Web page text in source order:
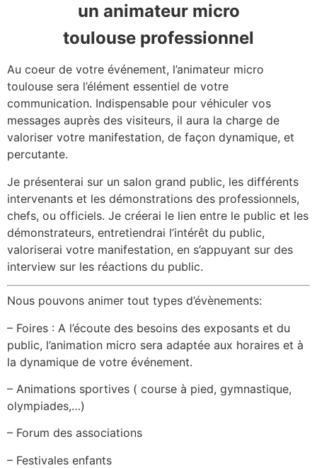
un animateur micro
toulouse professionnel
Au coeur de votre événement, l’animateur micro
toulouse sera l’élément essentiel de votre
communication. Indispensable pour véhiculer vos
messages auprès des visiteurs, il aura la charge de
valoriser votre manifestation, de façon dynamique, et
percutante.
Je présenterai sur un salon grand public, les différents
intervenants et les démonstrations des professionnels,
chefs, ou officiels. Je créerai le lien entre le public et les
démonstrateurs, entretiendrai l’intérêt du public,
valoriserai votre manifestation, en s’appuyant sur des
interview sur les réactions du public.
Nous pouvons animer tout types d’évènements:
– Foires : A l’écoute des besoins des exposants et du
public, l’animation micro sera adaptée aux horaires et à
la dynamique de votre événement.
– Animations sportives ( course à pied, gymnastique,
olympiades,…)
– Forum des associations
– Festivales enfants